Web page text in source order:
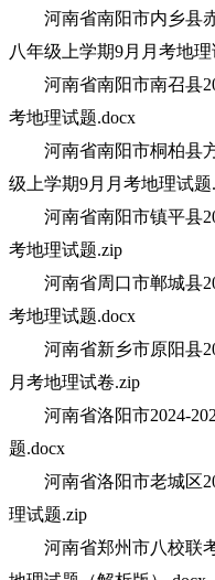
河南省南阳市内乡县赤
八年级上学期9月月考地
河南省南阳市南召县
考地理试题.docx
河南省南阳市桐柏县方
级上学期9月月考地理试题
河南省南阳市镇平县
考地理试题.zip
河南省周口市郸城县
考地理试题.docx
河南省新乡市原阳县
月考地理试卷.zip
河南省洛阳市2024-
题.docx
河南省洛阳市老城区
理试题.zip
河南省郑州市八校联考